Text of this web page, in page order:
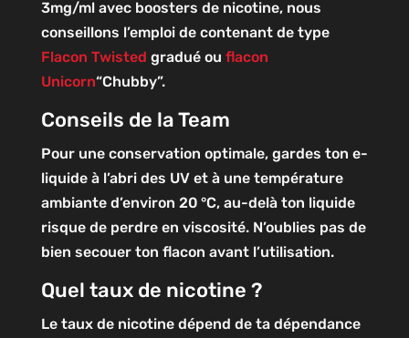
3mg/ml avec boosters de nicotine, nous
conseillons l’emploi de contenant de type
Flacon Twisted gradué ou flacon
Unicorn“Chubby”.
Conseils de la Team
Pour une conservation optimale, gardes ton e-
liquide à l’abri des UV et à une température
ambiante d’environ 20 °C, au-delà ton liquide
risque de perdre en viscosité. N’oublies pas de
bien secouer ton flacon avant l’utilisation.
Quel taux de nicotine ?
Le taux de nicotine dépend de ta dépendance